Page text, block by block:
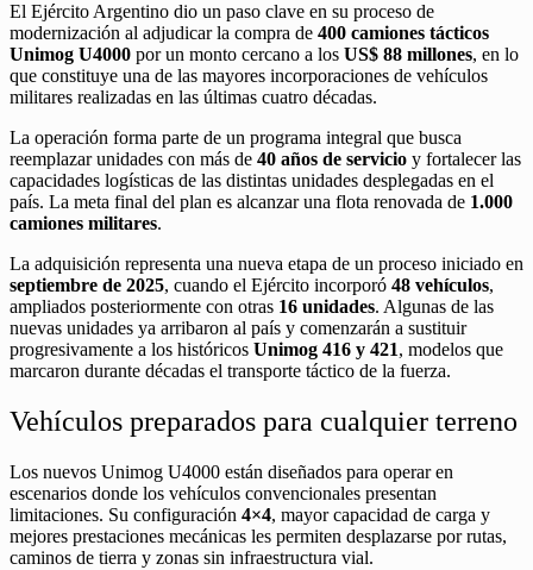
El Ejército Argentino dio un paso clave en su proceso de
modernización al adjudicar la compra de 400 camiones tácticos
Unimog U4000 por un monto cercano a los US$ 88 millones, en lo
que constituye una de las mayores incorporaciones de vehículos
militares realizadas en las últimas cuatro décadas.
La operación forma parte de un programa integral que busca
reemplazar unidades con más de 40 años de servicio y fortalecer las
capacidades logísticas de las distintas unidades desplegadas en el
país. La meta final del plan es alcanzar una flota renovada de 1.000
camiones militares.
La adquisición representa una nueva etapa de un proceso iniciado en
septiembre de 2025, cuando el Ejército incorporó 48 vehículos,
ampliados posteriormente con otras 16 unidades. Algunas de las
nuevas unidades ya arribaron al país y comenzarán a sustituir
progresivamente a los históricos Unimog 416 y 421, modelos que
marcaron durante décadas el transporte táctico de la fuerza.
Vehículos preparados para cualquier terreno
Los nuevos Unimog U4000 están diseñados para operar en
escenarios donde los vehículos convencionales presentan
limitaciones. Su configuración 4×4, mayor capacidad de carga y
mejores prestaciones mecánicas les permiten desplazarse por rutas,
caminos de tierra y zonas sin infraestructura vial.